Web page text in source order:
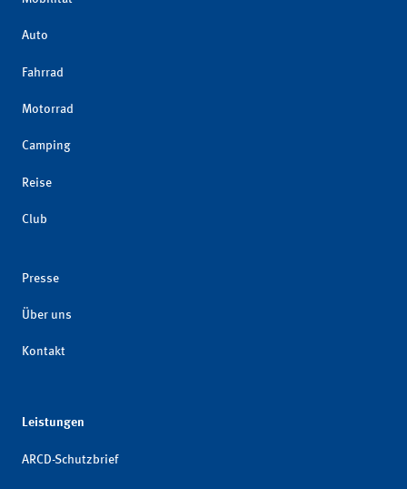
Auto
Fahrrad
Motorrad
Camping
Reise
Club
Presse
Über uns
Kontakt
Leistungen
ARCD-Schutzbrief